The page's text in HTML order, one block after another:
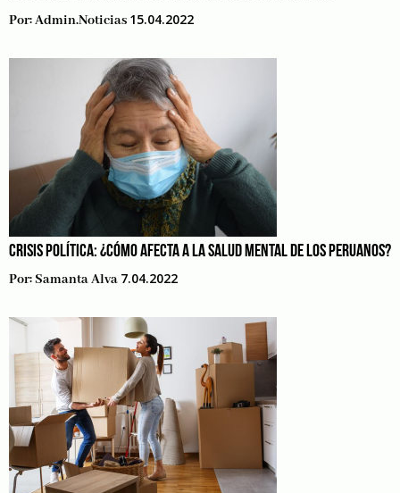
Por:Admin.noticias 15.04.2022
CRISIS POLÍTICA: ¿CÓMO AFECTA A LA SALUD MENTAL DE LOS PERUANOS?
Por:Samanta Alva 7.04.2022